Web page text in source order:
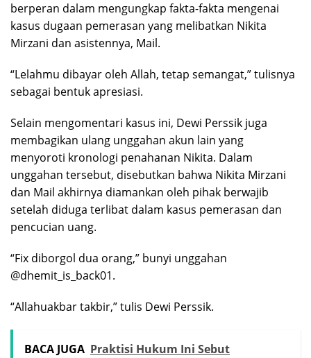
berperan dalam mengungkap fakta-fakta mengenai
kasus dugaan pemerasan yang melibatkan Nikita
Mirzani dan asistennya, Mail.
“Lelahmu dibayar oleh Allah, tetap semangat,” tulisnya
sebagai bentuk apresiasi.
Selain mengomentari kasus ini, Dewi Perssik juga
membagikan ulang unggahan akun lain yang
menyoroti kronologi penahanan Nikita. Dalam
unggahan tersebut, disebutkan bahwa Nikita Mirzani
dan Mail akhirnya diamankan oleh pihak berwajib
setelah diduga terlibat dalam kasus pemerasan dan
pencucian uang.
“Fix diborgol dua orang,” bunyi unggahan
@dhemit_is_back01.
“Allahuakbar takbir,” tulis Dewi Perssik.
BACA JUGA Praktisi Hukum Ini Sebut